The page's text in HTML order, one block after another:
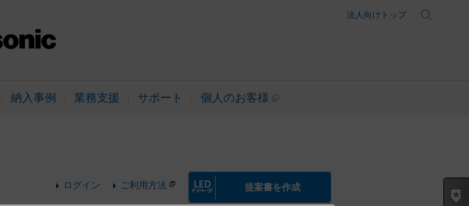
法人向けトップ
納入事例 業務支援 サポート 個人のお客様
ログイン ご利用方法 提案書を作成